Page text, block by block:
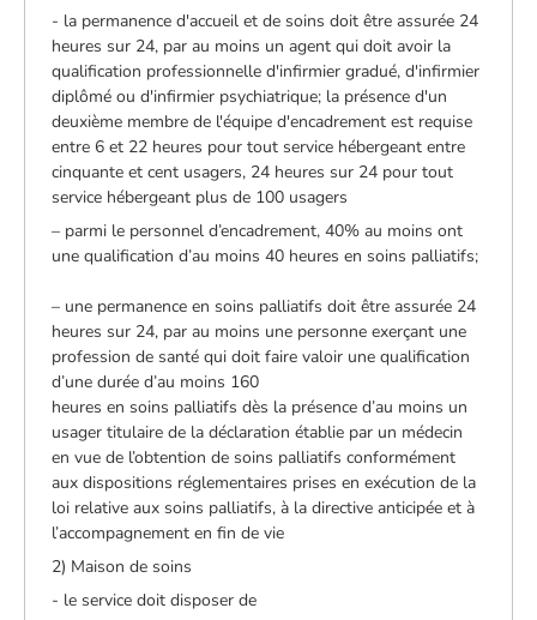
- la permanence d'accueil et de soins doit être assurée 24
heures sur 24, par au moins un agent qui doit avoir la
qualification professionnelle d'infirmier gradué, d'infirmier
diplômé ou d'infirmier psychiatrique; la présence d'un
deuxième membre de l'équipe d'encadrement est requise
entre 6 et 22 heures pour tout service hébergeant entre
cinquante et cent usagers, 24 heures sur 24 pour tout
service hébergeant plus de 100 usagers
– parmi le personnel d’encadrement, 40% au moins ont
une qualification d’au moins 40 heures en soins palliatifs;
– une permanence en soins palliatifs doit être assurée 24
heures sur 24, par au moins une personne exerçant une
profession de santé qui doit faire valoir une qualification
d’une durée d’au moins 160
heures en soins palliatifs dès la présence d’au moins un
usager titulaire de la déclaration établie par un médecin
en vue de l’obtention de soins palliatifs conformément
aux dispositions réglementaires prises en exécution de la
loi relative aux soins palliatifs, à la directive anticipée et à
l’accompagnement en fin de vie
2) Maison de soins
- le service doit disposer de